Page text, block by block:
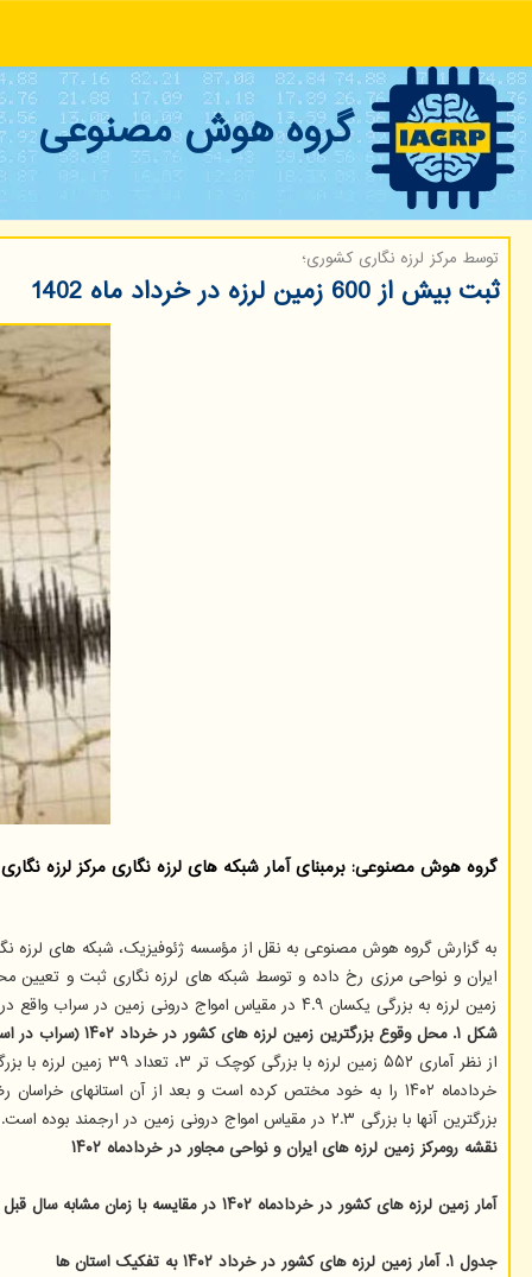
گروه هوش مصنوعی
توسط مركز لرزه نگاری كشوری؛
ثبت بیش از 600 زمین لرزه در خرداد ماه 1402
گروه هوش مصنوعی: برمبنای آمار شبکه های لرزه نگاری مرکز لرزه نگاری کشوری
به گزارش گروه هوش مصنوعی به نقل از مؤسسه ژئوفیزیک، شبکه های لرزه
زمین لرزه به بزرگی یکسان ۴.۹ در مقیاس امواج درونی زمین در سراب واقع در استان آذربایجان شرقی به تاریخ یک خرداد و دیگری در تاریخ ۳۱ خرداد در منطقه فارغان در استان هرمزگان رخ داده است.
شکل ۱. محل وقوع بزرگترین زمین لرزه های کشور در خرداد ۱۴۰۲ (سراب در استان آذربایجان شرقی و فارغان در استان هرمزگان)
بزرگترین آنها با بزرگی ۲.۳ در مقیاس امواج درونی زمین در ارجمند بوده است.
نقشه رومرکز زمین لرزه های ایران و نواحی مجاور در خردادماه ۱۴۰۲
آمار زمین لرزه های کشور در خردادماه ۱۴۰۲ در مقایسه با زمان مشابه سال قبل و میانگین ماهانه ۱۰ سال اخیر
جدول ۱. آمار زمین لرزه های کشور در خرداد ۱۴۰۲ به تفکیک استان ها